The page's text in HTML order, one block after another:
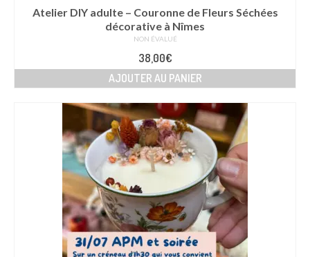
Atelier DIY adulte – Couronne de Fleurs Séchées
décorative à Nîmes
NON ÉVALUÉ
38,00€
AJOUTER AU PANIER